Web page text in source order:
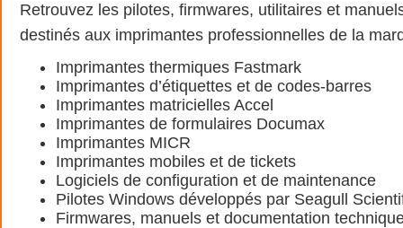
Retrouvez les pilotes, firmwares, utilitaires et
destinés aux imprimantes professionnelles de la
Imprimantes thermiques Fastmark
Imprimantes d’étiquettes et de codes-barres
Imprimantes matricielles Accel
Imprimantes de formulaires Documax
Imprimantes MICR
Imprimantes mobiles et de tickets
Logiciels de configuration et de maintenance
Pilotes Windows développés par Seagull
Firmwares, manuels et documentation